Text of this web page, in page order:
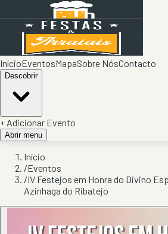
InícioEventosMapaSobre NósContacto
Descobrir
+ Adicionar Evento
Abrir menu
Início
/Eventos
/IV Festejos em Honra do Divino
Azinhaga do Ribatejo